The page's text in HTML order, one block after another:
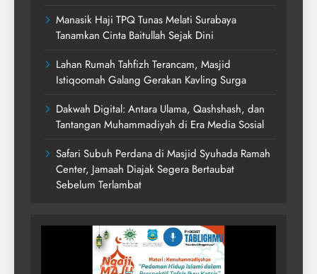
Manasik Haji TPQ Tunas Melati Surabaya
Tanamkan Cinta Baitullah Sejak Dini
Lahan Rumah Tahfizh Terancam, Masjid
Istiqoomah Galang Gerakan Kavling Surga
Dakwah Digital: Antara Ulama, Qashshash, dan
Tantangan Muhammadiyah di Era Media Sosial
Safari Subuh Perdana di Masjid Syuhada Ramah
Center, Jamaah Diajak Segera Bertaubat
Sebelum Terlambat